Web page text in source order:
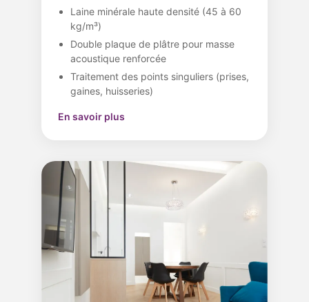
Laine minérale haute densité (45 à 60
kg/m³)
Double plaque de plâtre pour masse
acoustique renforcée
Traitement des points singuliers (prises,
gaines, huisseries)
En savoir plus